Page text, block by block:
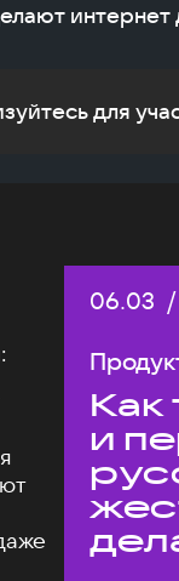
интернет
для
Дата:
06.03 /
Как
и